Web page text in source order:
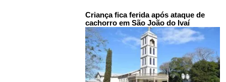
Criança fica ferida após ataque de
cachorro em São João do Ivaí